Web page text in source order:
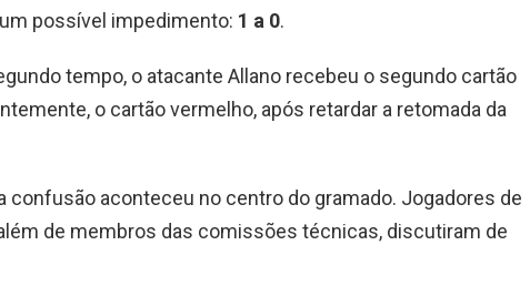
possível impedimento: 1 a 0.
tempo, o atacante Allano recebeu o segundo cartão
o cartão vermelho, após retardar a retomada da
confusão aconteceu no centro do gramado. Jogadores de
de membros das comissões técnicas, discutiram de